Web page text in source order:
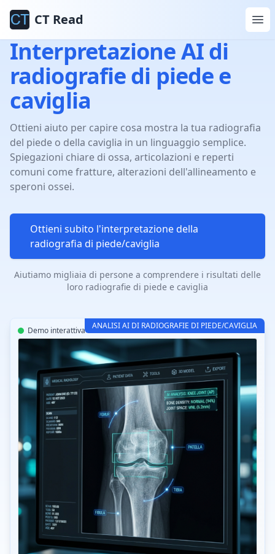
CT Read
Interpretazione AI di
radiografie di piede e
caviglia
Ottieni aiuto per capire cosa mostra la tua radiografia
del piede o della caviglia in un linguaggio semplice.
Spiegazioni chiare di ossa, articolazioni e reperti
comuni come fratture, alterazioni dell'allineamento e
speroni ossei.
Ottieni subito l'interpretazione della
radiografia di piede/caviglia
Aiutiamo migliaia di persone a comprendere i risultati delle
loro radiografie di piede e caviglia
ANALISI AI DI RADIOGRAFIE DI PIEDE/CAVIGLIA
Demo interattiva CT-Read Piede AI v3.2